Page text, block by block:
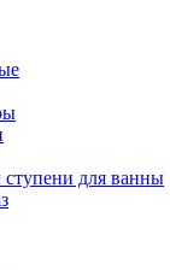
ступени для ванны